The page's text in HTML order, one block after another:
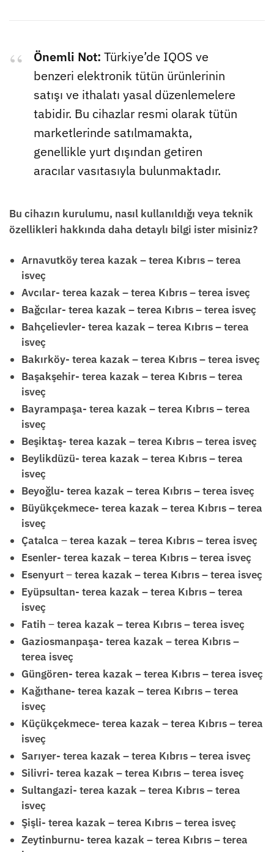
Önemli Not: Türkiye’de IQOS ve
benzeri elektronik tütün ürünlerinin
satışı ve ithalatı yasal düzenlemelere
tabidir. Bu cihazlar resmi olarak tütün
marketlerinde satılmamakta,
genellikle yurt dışından getiren
aracılar vasıtasıyla bulunmaktadır.
Bu cihazın kurulumu, nasıl kullanıldığı veya teknik
özellikleri hakkında daha detaylı bilgi ister misiniz?
Arnavutköy terea kazak – terea Kıbrıs – terea
isveç
Avcılar- terea kazak – terea Kıbrıs – terea isveç
Bağcılar- terea kazak – terea Kıbrıs – terea isveç
Bahçelievler- terea kazak – terea Kıbrıs – terea
isveç
Bakırköy- terea kazak – terea Kıbrıs – terea isveç
Başakşehir- terea kazak – terea Kıbrıs – terea
isveç
Bayrampaşa- terea kazak – terea Kıbrıs – terea
isveç
Beşiktaş- terea kazak – terea Kıbrıs – terea isveç
Beylikdüzü- terea kazak – terea Kıbrıs – terea
isveç
Beyoğlu- terea kazak – terea Kıbrıs – terea isveç
Büyükçekmece- terea kazak – terea Kıbrıs – terea
isveç
Çatalca –terea kazak – terea Kıbrıs – terea isveç
Esenler- terea kazak – terea Kıbrıs – terea isveç
Esenyurt–terea kazak – terea Kıbrıs – terea isveç
Eyüpsultan- terea kazak – terea Kıbrıs – terea
isveç
Fatih –terea kazak – terea Kıbrıs – terea isveç
Gaziosmanpaşa- terea kazak – terea Kıbrıs –
terea isveç
Güngören- terea kazak – terea Kıbrıs – terea isveç
Kağıthane- terea kazak – terea Kıbrıs – terea
isveç
Küçükçekmece- terea kazak – terea Kıbrıs – terea
isveç
Sarıyer- terea kazak – terea Kıbrıs – terea isveç
Silivri- terea kazak – terea Kıbrıs – terea isveç
Sultangazi- terea kazak – terea Kıbrıs – terea
isveç
Şişli- terea kazak – terea Kıbrıs – terea isveç
Zeytinburnu- terea kazak – terea Kıbrıs – terea